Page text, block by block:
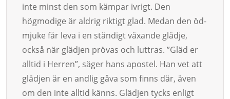
inte minst den som kämpar ivrigt. Den
högmodige är aldrig riktigt glad. Medan den öd­
mju­ke får leva i en ständigt växande glädje,
också när glädjen prövas och luttras. ”Gläd er
alltid i Her­ren”, säger hans apostel. Han vet att
glädjen är en andlig gåva som finns där, även
om den inte alltid känns. Glädjen tycks enligt